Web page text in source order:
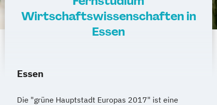
Wirtschaftswissenschaften in
Essen
Essen
Die "grüne Hauptstadt Europas 2017" ist eine